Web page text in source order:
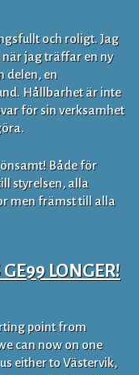
och roligt. Jag
jag träffar en ny
delen, en
Hållbarhet är inte
för sin verksamhet
Både för
styrelsen, alla
men främst till alla
GE99 LONGER!
point from
can now on one
either to Västervik,